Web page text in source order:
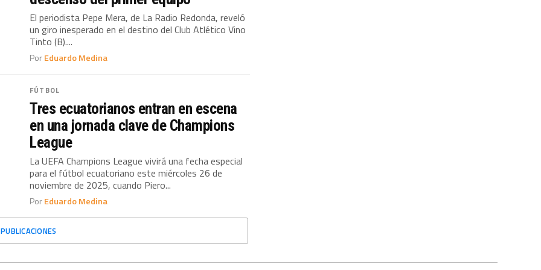
El periodista Pepe Mera, de La Radio Redonda, reveló
un giro inesperado en el destino del Club Atlético Vino
Tinto (B)....
PorEduardo Medina
FÚTBOL
Tres ecuatorianos entran en escena
en una jornada clave de Champions
League
La UEFA Champions League vivirá una fecha especial
para el fútbol ecuatoriano este miércoles 26 de
noviembre de 2025, cuando Piero...
PorEduardo Medina